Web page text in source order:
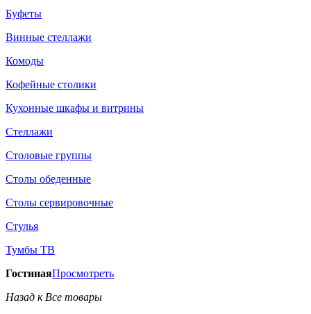
Буфеты
Винные стеллажи
Комоды
Кофейные столики
Кухонные шкафы и витрины
Стеллажи
Столовые группы
Столы обеденные
Столы сервировочные
Стулья
Тумбы ТВ
ГостинаяПросмотреть
Назад к Все товары